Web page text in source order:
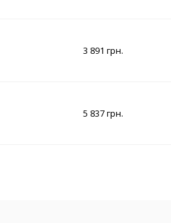
3 891 грн.
5 837 грн.